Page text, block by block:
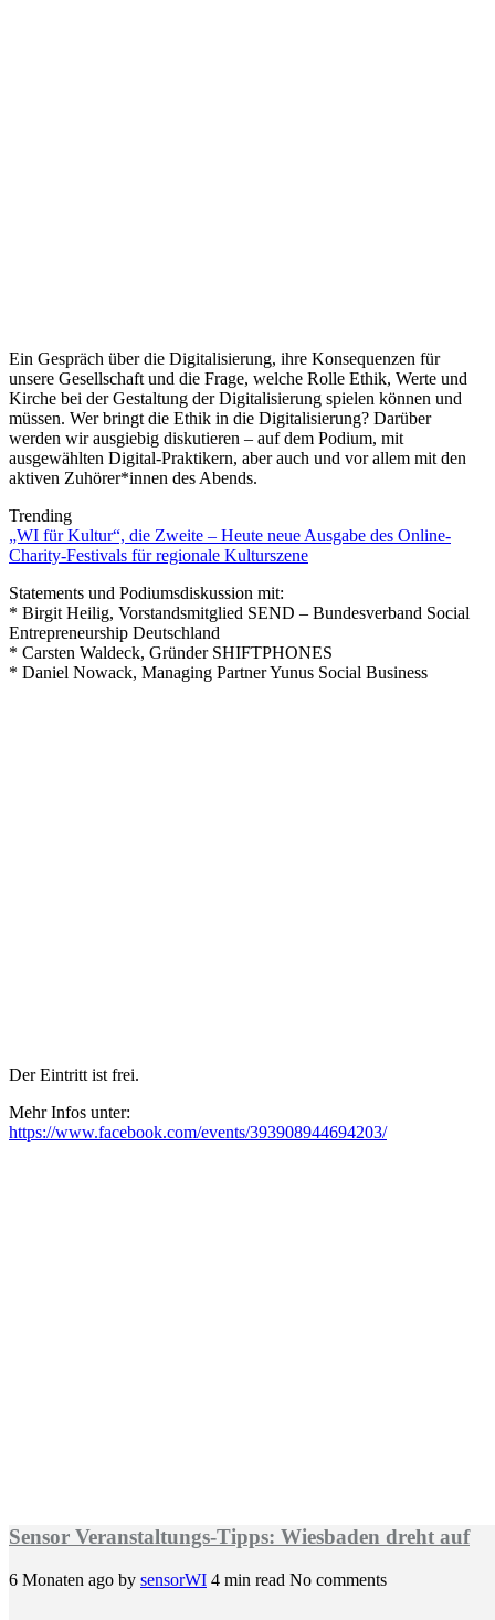
Ein Gespräch über die Digitalisierung, ihre Konsequenzen für
unsere Gesellschaft und die Frage, welche Rolle Ethik, Werte und
Kirche bei der Gestaltung der Digitalisierung spielen können und
müssen. Wer bringt die Ethik in die Digitalisierung? Darüber
werden wir ausgiebig diskutieren – auf dem Podium, mit
ausgewählten Digital-Praktikern, aber auch und vor allem mit den
aktiven Zuhörer*innen des Abends.
Trending
„WI für Kultur“, die Zweite – Heute neue Ausgabe des Online-
Charity-Festivals für regionale Kulturszene
Statements und Podiumsdiskussion mit:
* Birgit Heilig, Vorstandsmitglied SEND – Bundesverband Social
Entrepreneurship Deutschland
* Carsten Waldeck, Gründer SHIFTPHONES
* Daniel Nowack, Managing Partner Yunus Social Business
Der Eintritt ist frei.
Mehr Infos unter:
https://www.facebook.com/events/393908944694203/
Sensor Veranstaltungs-Tipps: Wiesbaden dreht auf
6 Monaten ago by sensorWI 4 min read No comments